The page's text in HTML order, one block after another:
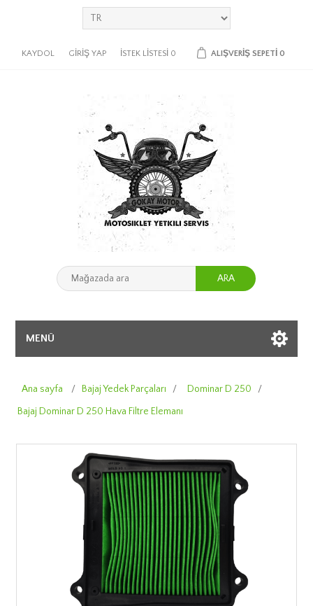
KAYDOL GIRIŞ YAP İSTEK LISTESI 0 ALIŞVERIŞ SEPETI 0
ARA
MENÜ
Ana sayfa / Bajaj Yedek Parçaları / Dominar D 250
/
Bajaj Dominar D 250 Hava Filtre Elemanı